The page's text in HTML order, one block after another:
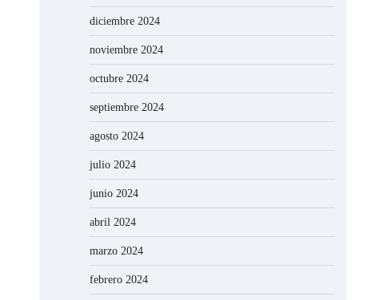
diciembre 2024
noviembre 2024
octubre 2024
septiembre 2024
agosto 2024
julio 2024
junio 2024
abril 2024
marzo 2024
febrero 2024